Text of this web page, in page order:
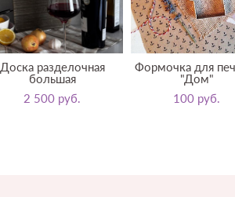
Доска разделочная
большая
2 500 pуб.
Формочка для
"Дом"
100 pуб.